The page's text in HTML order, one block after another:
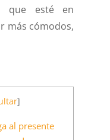
que esté en
más cómodos,
]
al presente